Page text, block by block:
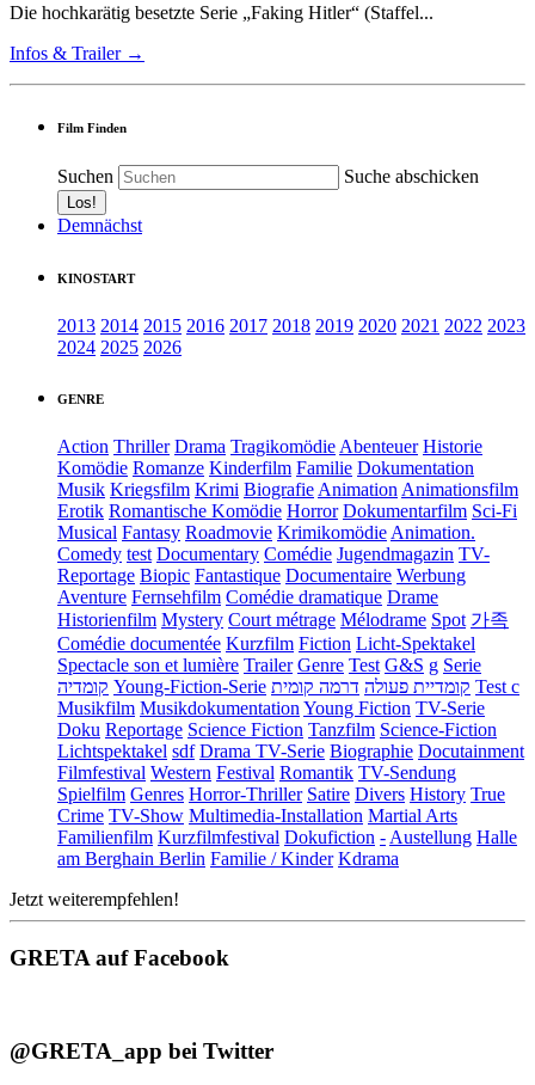
Die hochkarätig besetzte Serie „Faking Hitler“ (Staffel...
Infos & Trailer →
Film Finden
Suchen Suche abschicken
Demnächst
KINOSTART
2013 2014 2015 2016 2017 2018 2019 2020 2021 2022 2023
2024 2025 2026
GENRE
Action Thriller Drama TragikomödieAbenteuer Historie
Komödie Romanze Kinderfilm Familie Dokumentation
Musik Kriegsfilm Krimi BiografieAnimationAnimationsfilm
Erotik Romantische Komödie Horror Dokumentarfilm Sci-Fi
Musical Fantasy Roadmovie KrimikomödieAnimation.
Comedy test Documentary Comédie Jugendmagazin TV-
Reportage Biopic Fantastique Documentaire Werbung
Aventure Fernsehfilm Comédie dramatique Drame
Historienfilm Mystery Court métrage Mélodrame Spot 가족
Comédie documentée Kurzfilm Fiction Licht-Spektakel
Spectacle son et lumière Trailer Genre Test G&S g Serie
קומדיה Young-Fiction-Serie קומדיית פעולה דרמה קומית
Test c
Musikfilm MusikdokumentationYoung Fiction TV-Serie
Doku Reportage Science Fiction Tanzfilm Science-Fiction
Lichtspektakel sdf Drama TV-Serie Biographie Docutainment
Filmfestival Western Festival Romantik TV-Sendung
Spielfilm Genres Horror-Thriller Satire Divers History True
Crime TV-Show Multimedia-Installation Martial Arts
Familienfilm Kurzfilmfestival Dokufiction -Austellung Halle
am Berghain Berlin Familie / Kinder Kdrama
Jetzt weiterempfehlen!
GRETA auf Facebook
@GRETA_app bei Twitter